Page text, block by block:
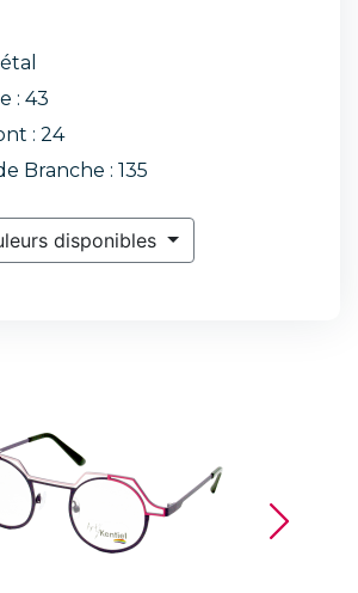
: 43
: 24
Branche : 135
disponibles